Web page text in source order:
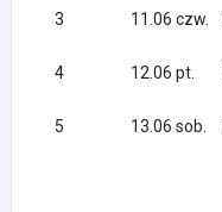
3 11.06 czw.
4 12.06 pt.
5 13.06 sob.